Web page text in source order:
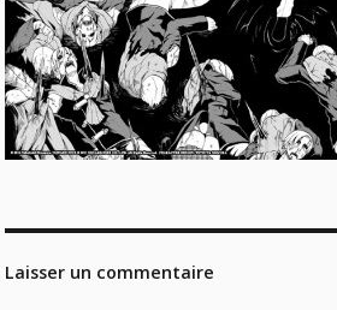
Laisser un commentaire